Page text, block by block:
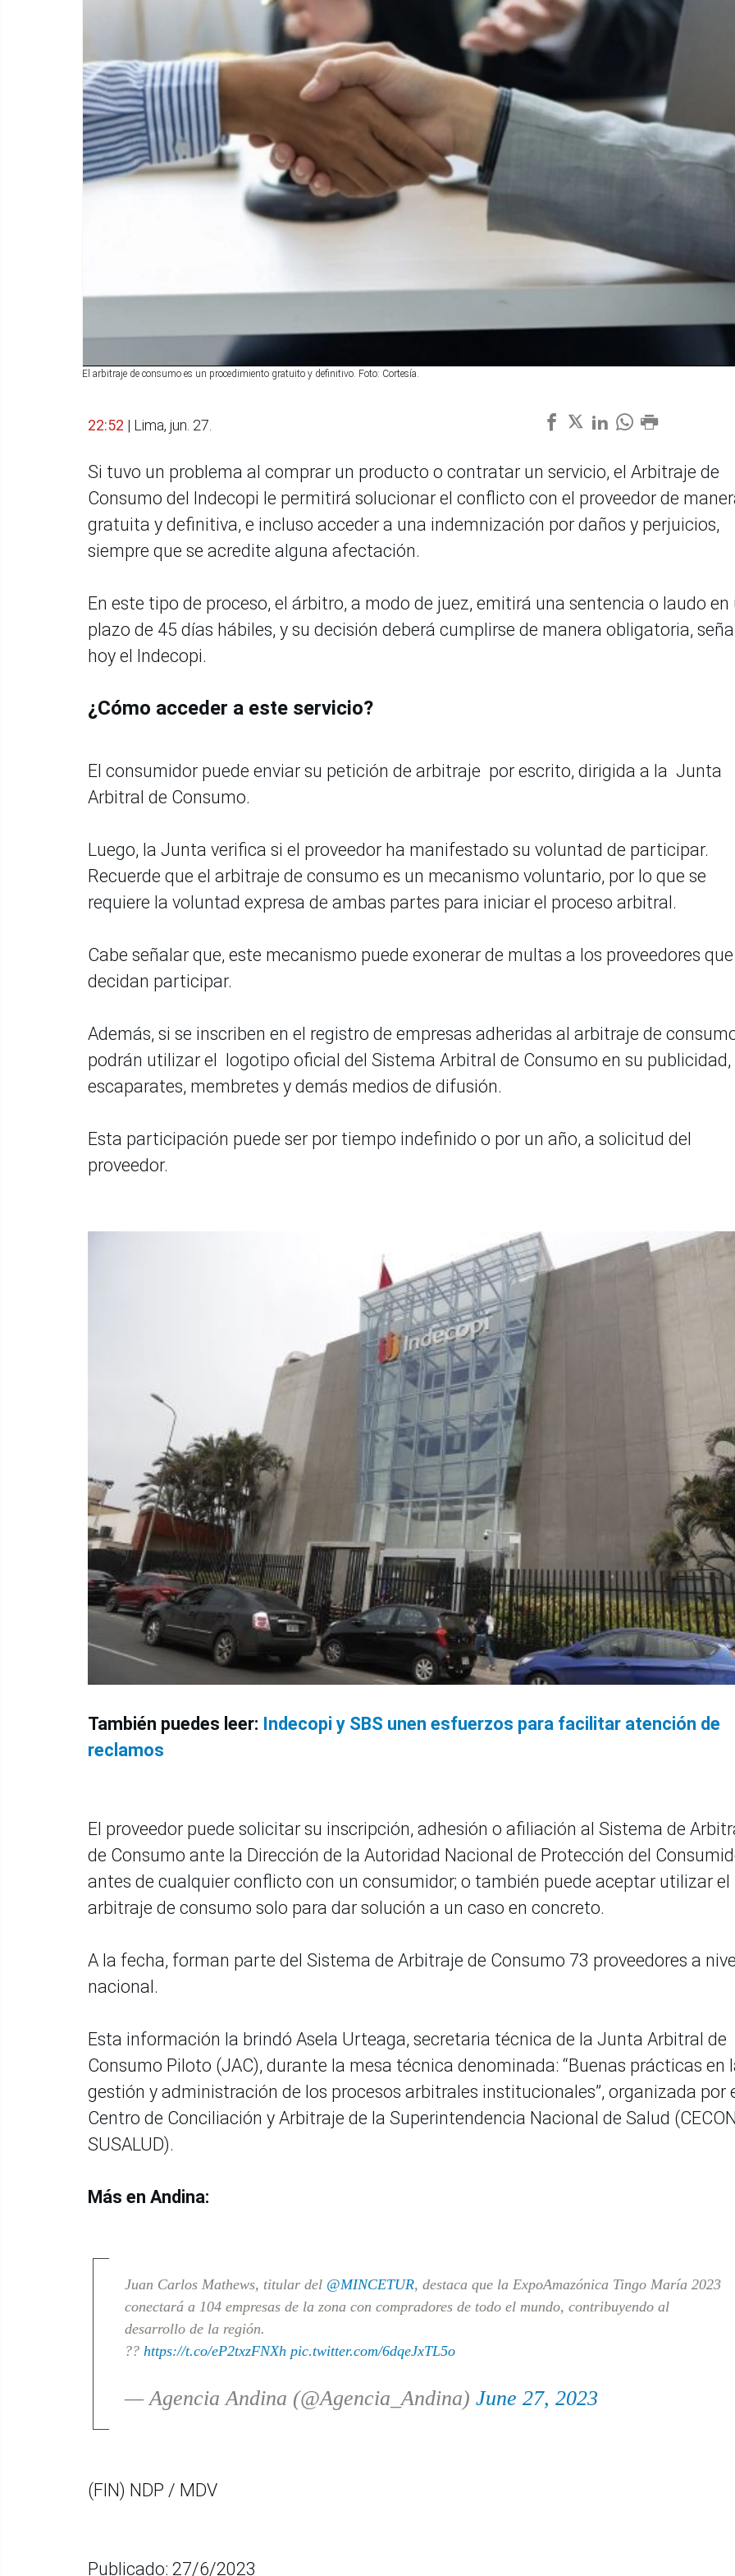
El arbitraje de consumo es un procedimiento gratuito y definitivo. Foto: Cortesía.
22:52 | Lima, jun. 27.
Si tuvo un problema al comprar un producto o contratar un servicio, el Arbitraje de
Consumo del Indecopi le permitirá solucionar el conflicto con el proveedor de
gratuita y definitiva, e incluso acceder a una indemnización por daños y perjuicios,
siempre que se acredite alguna afectación.
En este tipo de proceso, el árbitro, a modo de juez, emitirá una sentencia o laudo en
plazo de 45 días hábiles, y su decisión deberá cumplirse de manera obligatoria,
hoy el Indecopi.
¿Cómo acceder a este servicio?
El consumidor puede enviar su petición de arbitraje por escrito, dirigida a la Junta
Arbitral de Consumo.
Luego, la Junta verifica si el proveedor ha manifestado su voluntad de participar.
Recuerde que el arbitraje de consumo es un mecanismo voluntario, por lo que se
requiere la voluntad expresa de ambas partes para iniciar el proceso arbitral.
Cabe señalar que, este mecanismo puede exonerar de multas a los proveedores que
decidan participar.
Además, si se inscriben en el registro de empresas adheridas al arbitraje de
podrán utilizar el logotipo oficial del Sistema Arbitral de Consumo en su publicidad,
escaparates, membretes y demás medios de difusión.
Esta participación puede ser por tiempo indefinido o por un año, a solicitud del
proveedor.
También puedes leer: Indecopi y SBS unen esfuerzos para facilitar atención de
reclamos
El proveedor puede solicitar su inscripción, adhesión o afiliación al Sistema de
de Consumo ante la Dirección de la Autoridad Nacional de Protección del
antes de cualquier conflicto con un consumidor; o también puede aceptar utilizar el
arbitraje de consumo solo para dar solución a un caso en concreto.
A la fecha, forman parte del Sistema de Arbitraje de Consumo 73 proveedores a
nacional.
Esta información la brindó Asela Urteaga, secretaria técnica de la Junta Arbitral de
Consumo Piloto (JAC), durante la mesa técnica denominada: “Buenas prácticas en
gestión y administración de los procesos arbitrales institucionales”, organizada por
Centro de Conciliación y Arbitraje de la Superintendencia Nacional de Salud
SUSALUD).
Más en Andina:
Juan Carlos Mathews, titular del @MINCETUR, destaca que la ExpoAmazónica Tingo María 2023
conectará a 104 empresas de la zona con compradores de todo el mundo, contribuyendo al
desarrollo de la región.
?? https://t.co/eP2txzFNXh pic.twitter.com/6dqeJxTL5o
— Agencia Andina (@Agencia_Andina) June 27, 2023
(FIN) NDP / MDV
Publicado: 27/6/2023